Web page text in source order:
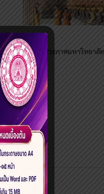
ประกาศมหาวิทยาลัย